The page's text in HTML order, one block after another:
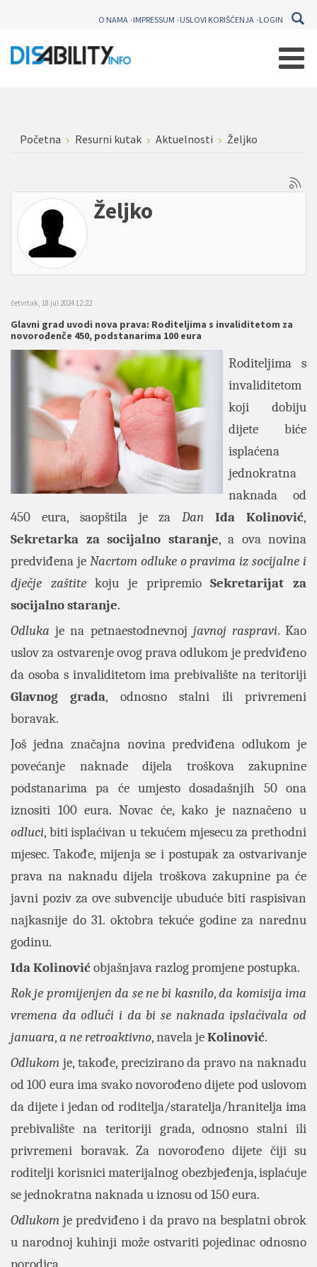
O NAMA IMPRESSUM USLOVI KORIŠĆENJA LOGIN
Početna Resurni kutak Aktuelnosti Željko
Željko
četvrtak, 18 jul 2024 12:22
Glavni grad uvodi nova prava: Roditeljima s invaliditetom za
novorođenče 450, podstanarima 100 eura
Roditeljima s
invaliditetom
koji dobiju
dijete biće
isplaćena
jednokratna
naknada od
450 eura, saopštila je zaDan Ida Kolinović,
Sekretarka za socijalno staranje, a ova novina
predviđena je Nacrtom odluke o pravima iz socijalne i
dječje zaštitekoju je pripremioSekretarijat za
socijalno staranje.
Odluka je na petnaestodnevnoj javnoj raspravi. Kao
uslov za ostvarenje ovog prava odlukom je predviđeno
da osoba s invaliditetom ima prebivalište na teritoriji
Glavnog grada, odnosno stalni ili privremeni
boravak.
Još jedna značajna novina predviđena odlukom je
povećanje naknade dijela troškova zakupnine
podstanarima pa će umjesto dosadašnjih 50 ona
iznositi 100 eura. Novac će, kako je naznačeno u
odluci, biti isplaćivan u tekućem mjesecu za prethodni
mjesec. Takođe, mijenja se i postupak za ostvarivanje
prava na naknadu dijela troškova zakupnine pa će
javni poziv za ove subvencije ubuduće biti raspisivan
najkasnije do 31. oktobra tekuće godine za narednu
godinu.
Ida Kolinovićobjašnjava razlog promjene postupka.
Rok je promijenjen da se ne bi kasnilo,da komisija ima
vremena da odluči i da bi se naknada ipslaćivala od
januara,a ne retroaktivno, navela jeKolinović.
Odlukom je, takođe, precizirano da pravo na naknadu
od 100 eura ima svako novorođeno dijete pod uslovom
da dijete i jedan od roditelja/staratelja/hranitelja ima
prebivalište na teritoriji grada, odnosno stalni ili
privremeni boravak. Za novorođeno dijete čiji su
roditelji korisnici materijalnog obezbjeđenja, isplaćuje
se jednokratna naknada u iznosu od 150 eura.
Odlukom je predviđeno i da pravo na besplatni obrok
u narodnoj kuhinji može ostvariti pojedinac odnosno